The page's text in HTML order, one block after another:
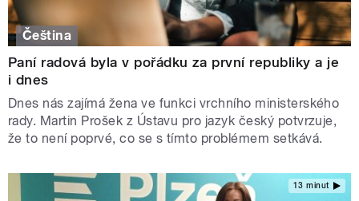
Čeština
Paní radová byla v pořádku za první republiky a je
i dnes
Dnes nás zajímá žena ve funkci vrchního ministerského
rady. Martin Prošek z Ústavu pro jazyk český potvrzuje,
že to není poprvé, co se s tímto problémem setkává.
13 minut